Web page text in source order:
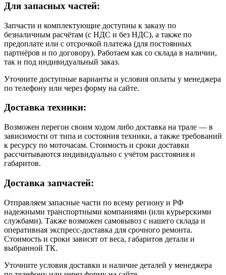
Для запасных частей:
Запчасти и комплектующие доступны к заказу по
безналичным расчётам (с НДС и без НДС), а также по
предоплате или с отсрочкой платежа (для постоянных
партнёров и по договору). Работаем как со склада в наличии,
так и под индивидуальный заказ.
Уточните доступные варианты и условия оплаты у менеджера
по телефону или через форму на сайте.
Доставка техники:
Возможен перегон своим ходом либо доставка на трале — в
зависимости от типа и состояния техники, а также требований
к ресурсу по моточасам. Стоимость и сроки доставки
рассчитываются индивидуально с учётом расстояния и
габаритов.
Доставка запчастей:
Отправляем запасные части по всему региону и РФ
надежными транспортными компаниями (или курьерскими
службами). Также возможен самовывоз с нашего склада и
оперативная экспресс-доставка для срочного ремонта.
Стоимость и сроки зависят от веса, габаритов детали и
выбранной ТК.
Уточните условия доставки и наличие деталей у менеджера